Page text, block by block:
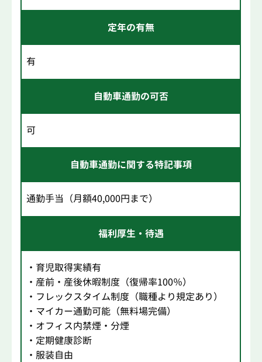
定年の有無
有
自動車通勤の可否
可
自動車通勤に関する特記事項
通勤手当（月額40,000円まで）
福利厚生・待遇
・育児取得実績有
・産前・産後休暇制度（復帰率100％）
・フレックスタイム制度（職種より規定あり）
・マイカー通勤可能（無料場完備）
・オフィス内禁煙・分煙
・定期健康診断
・服装自由